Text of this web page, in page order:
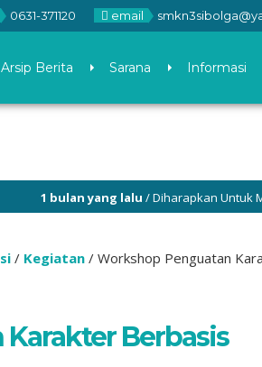
0631-371120 email
Arsip Berita Sarana Informasi
1 bulan yang lalu/ Diharapkan Untuk
/ Kegiatan/ Workshop Penguatan
Berbasis